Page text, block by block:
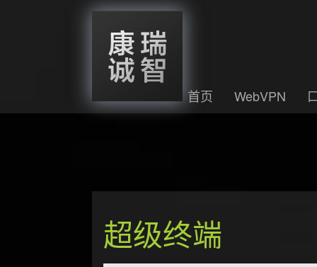
首页 WebVPN
超级终端